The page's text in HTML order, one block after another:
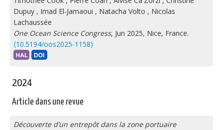
Dupuy , Imad El-Jamaoui , Natacha Volto , Nicolas
Lachaussée
One Ocean Science Congress, Jun 2025, Nice, France.
⟨10.5194/oos2025-1158⟩
2024
Article dans une revue
Découverte d’un entrepôt dans la zone portuaire